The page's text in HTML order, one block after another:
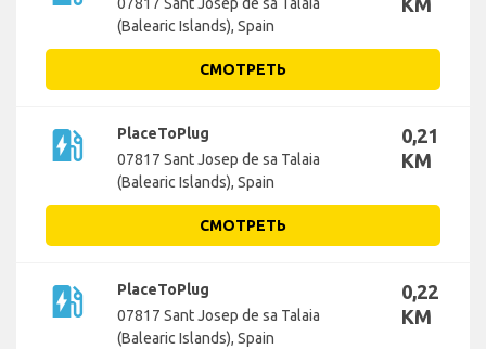
(Balearic Islands), Spain
KM
СМОТРЕТЬ
ev_station
PlaceToPlug
07817 Sant Josep de sa Talaia
(Balearic Islands), Spain
0,21
KM
СМОТРЕТЬ
ev_station
PlaceToPlug
07817 Sant Josep de sa Talaia
(Balearic Islands), Spain
0,22
KM